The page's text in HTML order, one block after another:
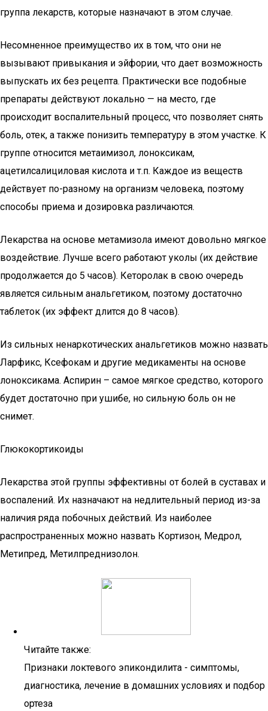
группа лекарств, которые назначают в этом случае.
Несомненное преимущество их в том, что они не
вызывают привыкания и эйфории, что дает возможность
выпускать их без рецепта. Практически все подобные
препараты действуют локально — на место, где
происходит воспалительный процесс, что позволяет снять
боль, отек, а также понизить температуру в этом участке. К
группе относится метаимизол, лоноксикам,
ацетилсалициловая кислота и т.п. Каждое из веществ
действует по-разному на организм человека, поэтому
способы приема и дозировка различаются.
Лекарства на основе метамизола имеют довольно мягкое
воздействие. Лучше всего работают уколы (их действие
продолжается до 5 часов). Кеторолак в свою очередь
является сильным анальгетиком, поэтому достаточно
таблеток (их эффект длится до 8 часов).
Из сильных ненаркотических анальгетиков можно назвать
Ларфикс, Ксефокам и другие медикаменты на основе
лоноксикама. Аспирин – самое мягкое средство, которого
будет достаточно при ушибе, но сильную боль он не
снимет.
Глюкокортикоиды
Лекарства этой группы эффективны от болей в суставах и
воспалений. Их назначают на недлительный период из-за
наличия ряда побочных действий. Из наиболее
распространенных можно назвать Кортизон, Медрол,
Метипред, Метилпреднизолон.
Читайте также:
Признаки локтевого эпикондилита - симптомы,
диагностика, лечение в домашних условиях и подбор
ортеза